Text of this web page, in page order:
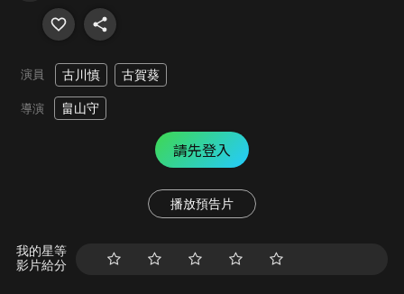
演員 古川慎 古賀葵
導演 畠山守
請先登入
播放預告片
我的星等
影片給分